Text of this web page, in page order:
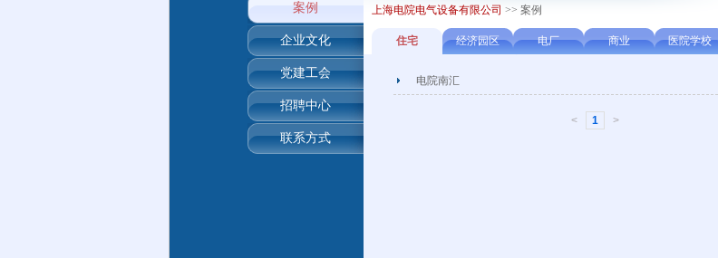
案例
企业文化
党建工会
招聘中心
联系方式
上海电院电气设备有限公司 >> 案例
住宅 经济园区 电厂 商业 医院学校
电院南汇
< 1 >